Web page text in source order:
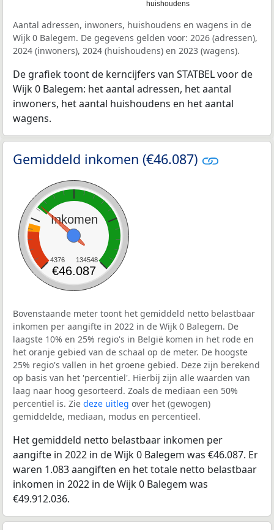
huishoudens
Aantal adressen, inwoners, huishoudens en wagens in de
Wijk 0 Balegem. De gegevens gelden voor: 2026 (adressen),
2024 (inwoners), 2024 (huishoudens) en 2023 (wagens).
De grafiek toont de kerncijfers van STATBEL voor de
Wijk 0 Balegem: het aantal adressen, het aantal
inwoners, het aantal huishoudens en het aantal
wagens.
Gemiddeld inkomen (€46.087)
Inkomen
4376 134548
€46.087
Bovenstaande meter toont het gemiddeld netto belastbaar
inkomen per aangifte in 2022 in de Wijk 0 Balegem. De
laagste 10% en 25% regio's in België komen in het rode en
het oranje gebied van de schaal op de meter. De hoogste
25% regio's vallen in het groene gebied. Deze zijn berekend
op basis van het 'percentiel'. Hierbij zijn alle waarden van
laag naar hoog gesorteerd. Zoals de mediaan een 50%
percentiel is. Zie deze uitleg over het (gewogen)
gemiddelde, mediaan, modus en percentieel.
Het gemiddeld netto belastbaar inkomen per
aangifte in 2022 in de Wijk 0 Balegem was €46.087. Er
waren 1.083 aangiften en het totale netto belastbaar
inkomen in 2022 in de Wijk 0 Balegem was
€49.912.036.